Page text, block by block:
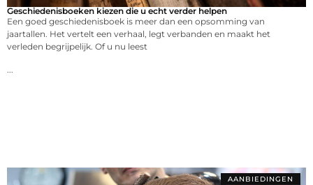
Geschiedenisboeken kiezen die u echt verder helpen
Een goed geschiedenisboek is meer dan een opsomming van
jaartallen. Het vertelt een verhaal, legt verbanden en maakt het
verleden begrijpelijk. Of u nu leest
AANBIEDINGEN